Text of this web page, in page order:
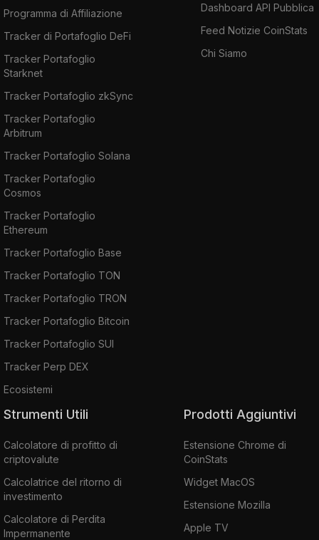
Programma di Affiliazione
Tracker di Portafoglio DeFi
Tracker Portafoglio
Starknet
Tracker Portafoglio zkSync
Tracker Portafoglio
Arbitrum
Tracker Portafoglio Solana
Tracker Portafoglio
Cosmos
Tracker Portafoglio
Ethereum
Tracker Portafoglio Base
Tracker Portafoglio TON
Tracker Portafoglio TRON
Tracker Portafoglio Bitcoin
Tracker Portafoglio SUI
Tracker Perp DEX
Ecosistemi
Dashboard API Pubblica
Feed Notizie CoinStats
Chi Siamo
Strumenti Utili
Calcolatore di profitto di
criptovalute
Calcolatrice del ritorno di
investimento
Calcolatore di Perdita
Impermanente
Prodotti Aggiuntivi
Estensione Chrome di
CoinStats
Widget MacOS
Estensione Mozilla
Apple TV